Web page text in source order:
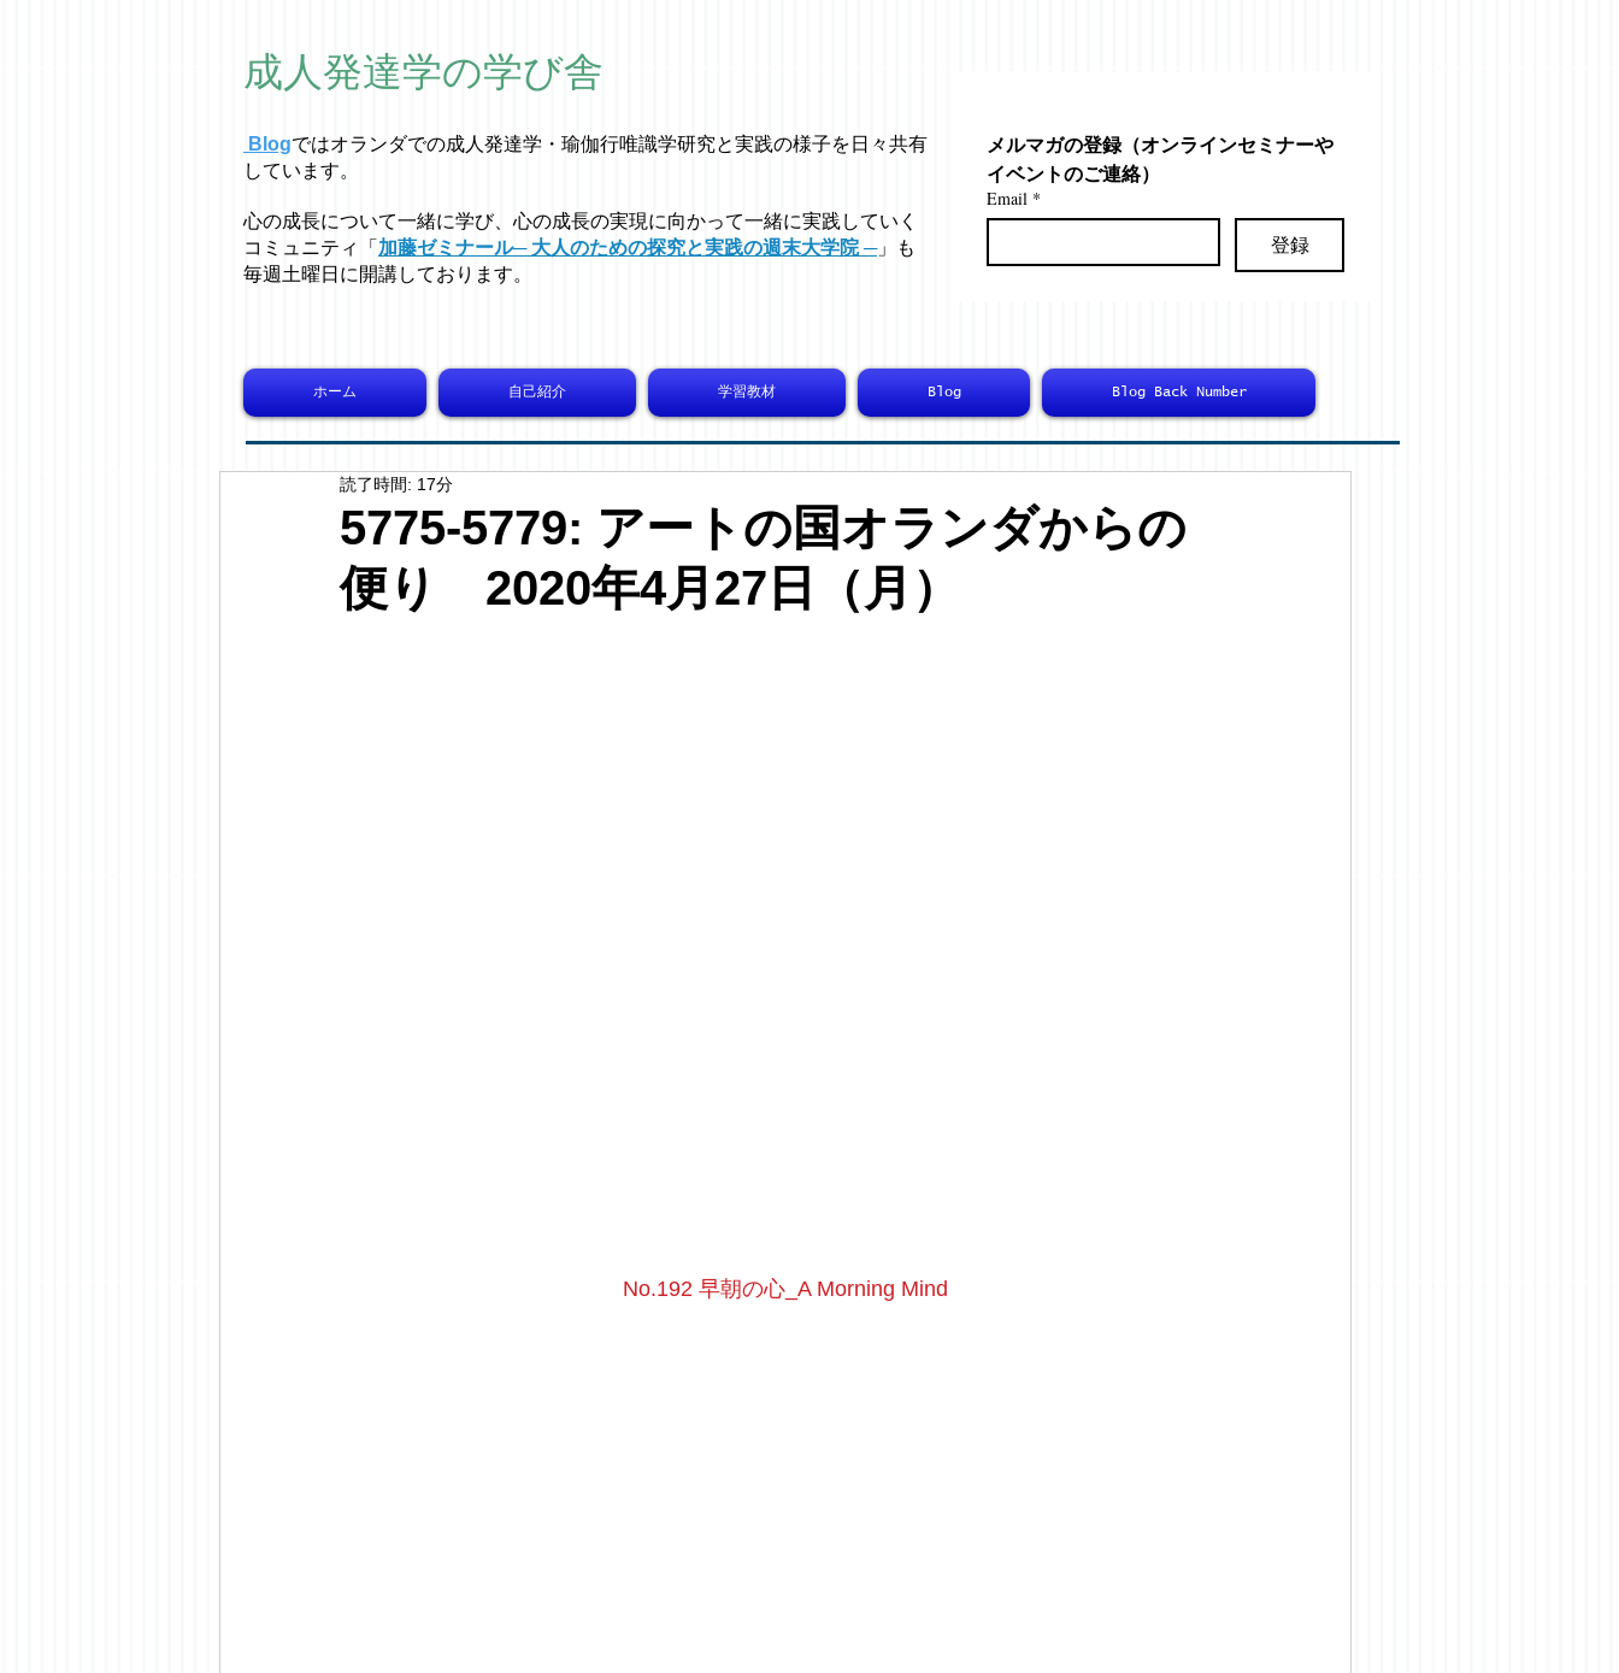
成人発達学の学び舎
Blogではオラ ンダでの成人発達学・ 瑜伽行唯識学研究と実践の様子を日々共有
しています。
心の成長について一緒に学び、心の成長の実現に向かって一緒に実践していく
コミュニティ「 加藤ゼミナール─ 大人のための探究と実践の週末大学院 ─」も
毎週土曜日に開講しております。
メルマガの登録（オンラインセミナーや
イベントのご連絡）
Email *
登録
ホーム 自己紹介 学習教材 Blog Blog Back Number
5775-5779: アートの国オランダからの
便り 2020年4月27日（月）
読了時間: 17分
No.192 早朝の心_A Morning Mind